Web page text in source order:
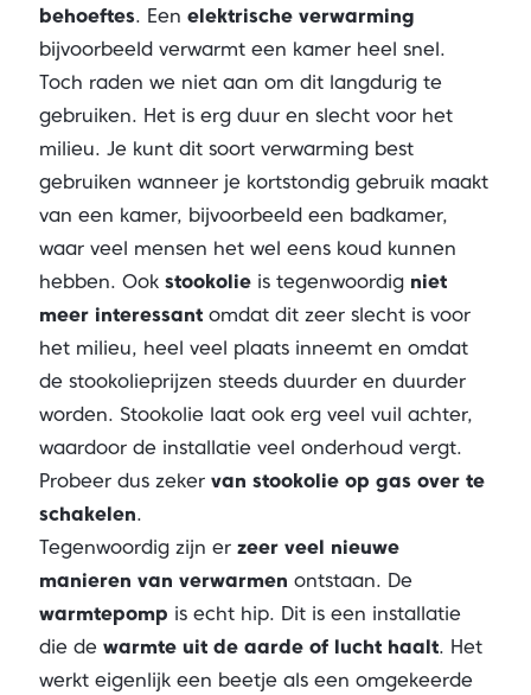
behoeftes. Een elektrische verwarming
bijvoorbeeld verwarmt een kamer heel snel.
Toch raden we niet aan om dit langdurig te
gebruiken. Het is erg duur en slecht voor het
milieu. Je kunt dit soort verwarming best
gebruiken wanneer je kortstondig gebruik maakt
van een kamer, bijvoorbeeld een badkamer,
waar veel mensen het wel eens koud kunnen
hebben. Ook stookolieis tegenwoordig niet
meer interessantomdat dit zeer slecht is voor
het milieu, heel veel plaats inneemt en omdat
de stookolieprijzen steeds duurder en duurder
worden. Stookolie laat ook erg veel vuil achter,
waardoor de installatie veel onderhoud vergt.
Probeer dus zeker van stookolie op gas over te
schakelen.
Tegenwoordig zijn er zeer veel nieuwe
manieren van verwarmen ontstaan. De
warmtepomp is echt hip. Dit is een installatie
die de warmte uit de aarde of lucht haalt. Het
werkt eigenlijk een beetje als een omgekeerde